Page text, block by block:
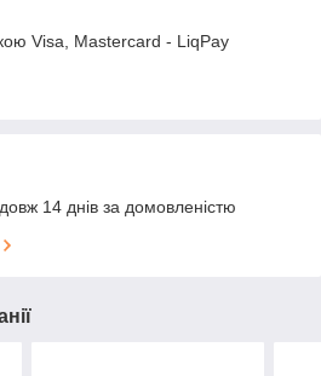
Visa, Mastercard - LiqPay
14 днів за домовленістю